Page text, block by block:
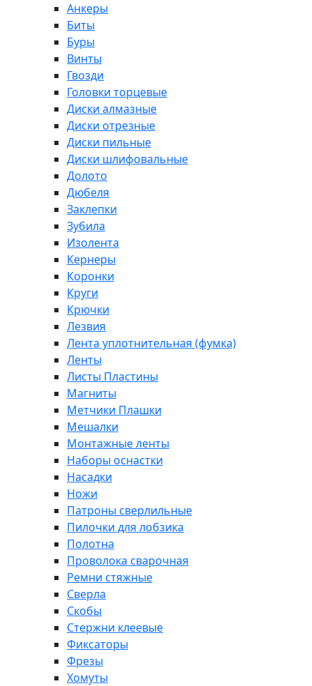
Анкеры
Биты
Буры
Винты
Гвозди
Головки торцевые
Диски алмазные
Диски отрезные
Диски пильные
Диски шлифовальные
Долото
Дюбеля
Заклепки
Зубила
Изолента
Кернеры
Коронки
Круги
Крючки
Лезвия
Лента уплотнительная (фумка)
Ленты
Листы Пластины
Магниты
Метчики Плашки
Мешалки
Монтажные ленты
Наборы оснастки
Насадки
Ножи
Патроны сверлильные
Пилочки для лобзика
Полотна
Проволока сварочная
Ремни стяжные
Сверла
Скобы
Стержни клеевые
Фиксаторы
Фрезы
Хомуты